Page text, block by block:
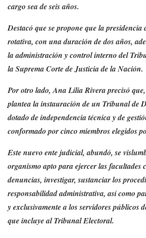
cargo sea de seis años.
Destacó que se propone que la presidencia
rotativa, con una duración de dos años,
la administración y control interno del
la Suprema Corte de Justicia de la Nación.
Por otro lado, Ana Lilia Rivera precisó
plantea la instauración de un Tribunal de
dotado de independencia técnica y de
conformado por cinco miembros elegidos
Este nuevo ente judicial, abundó, se
organismo apto para ejercer las facultades
denuncias, investigar, sustanciar los
responsabilidad administrativa, así como
y exclusivamente a los servidores públicos
que incluye al Tribunal Electoral.